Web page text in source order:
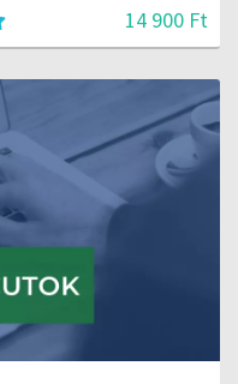
14 900 Ft